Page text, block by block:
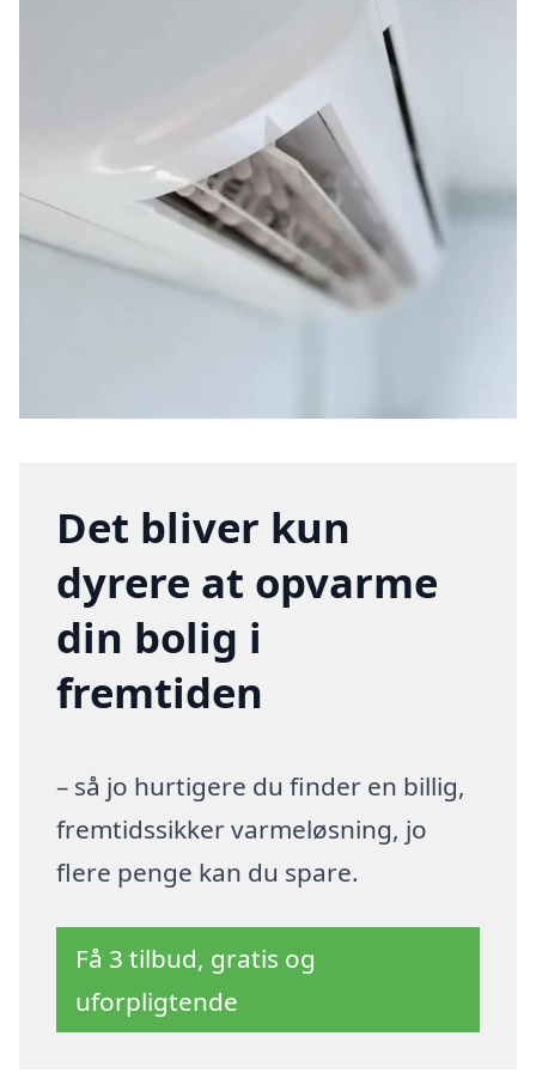
Det bliver kun
dyrere at opvarme
din bolig i
fremtiden
– så jo hurtigere du finder en billig,
fremtidssikker varmeløsning, jo
flere penge kan du spare.
Få 3 tilbud, gratis og
uforpligtende